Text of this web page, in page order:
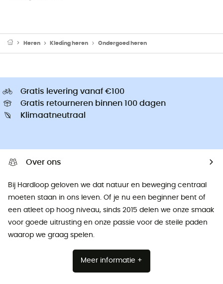
Heren Kleding heren Ondergoed heren
Gratis levering vanaf €100
Gratis retourneren binnen 100 dagen
Klimaatneutraal
Over ons
Bij Hardloop geloven we dat natuur en beweging centraal
moeten staan ​​in ons leven. Of je nu een beginner bent of
een atleet op hoog niveau, sinds 2015 delen we onze smaak
voor goede uitrusting en onze passie voor de steile paden
waarop we graag spelen.
Meer informatie +